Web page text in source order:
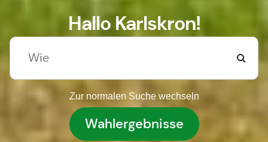
Hallo Karlskron!
Zur normalen Suche wechseln
Wahlergebnisse